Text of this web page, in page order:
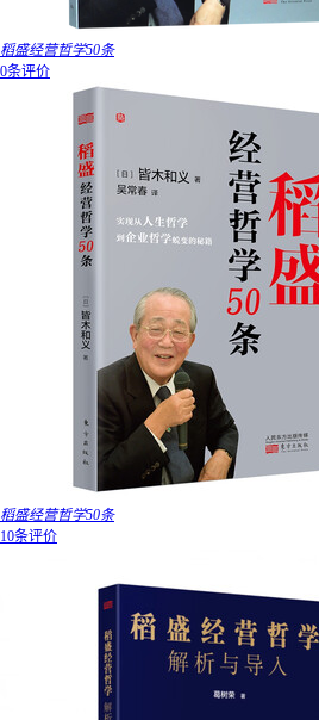
稻盛经营哲学50条
0条评价
稻盛经营哲学50条
10条评价